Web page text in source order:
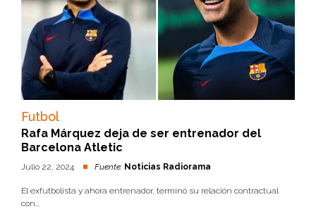
Futbol
Rafa Márquez deja de ser entrenador del
Barcelona Atletic
Julio 22, 2024 Fuente: Noticias Radiorama
El exfutbolista y ahora entrenador, terminó su relación contractual
con...